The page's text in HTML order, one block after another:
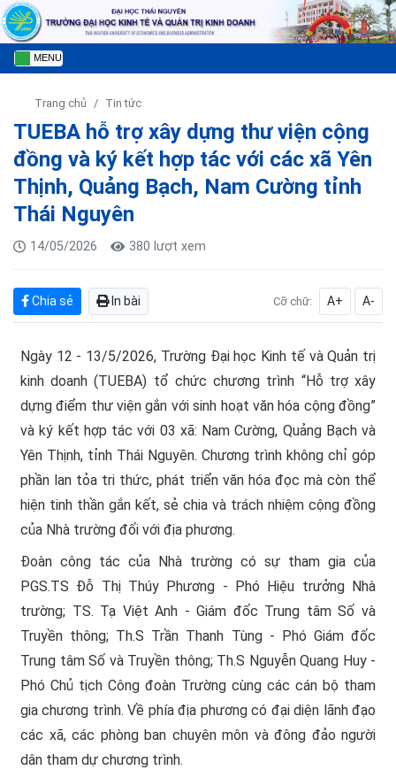
MENU
Trang chủ Tin tức
TUEBA hỗ trợ xây dựng thư viện cộng
đồng và ký kết hợp tác với các xã Yên
Thịnh, Quảng Bạch, Nam Cường tỉnh
Thái Nguyên
14/05/2026 380 lượt xem
Chia sẻ In bài Cỡ chữ: A+ A-
Ngày 12 - 13/5/2026, Trường Đại học Kinh tế và Quản trị
kinh doanh (TUEBA) tổ chức chương trình “Hỗ trợ xây
dựng điểm thư viện gắn với sinh hoạt văn hóa cộng đồng”
và ký kết hợp tác với 03 xã: Nam Cường, Quảng Bạch và
Yên Thịnh, tỉnh Thái Nguyên. Chương trình không chỉ góp
phần lan tỏa tri thức, phát triển văn hóa đọc mà còn thể
hiện tinh thần gắn kết, sẻ chia và trách nhiệm cộng đồng
của Nhà trường đối với địa phương.
Đoàn công tác của Nhà trường có sự tham gia của
PGS.TS Đỗ Thị Thúy Phương - Phó Hiệu trưởng Nhà
trường; TS. Tạ Việt Anh - Giám đốc Trung tâm Số và
Truyền thông; Th.S Trần Thanh Tùng - Phó Giám đốc
Trung tâm Số và Truyền thông; Th.S Nguyễn Quang Huy -
Phó Chủ tịch Công đoàn Trường cùng các cán bộ tham
gia chương trình. Về phía địa phương có đại diện lãnh đạo
các xã, các phòng ban chuyên môn và đông đảo người
dân tham dự chương trình.